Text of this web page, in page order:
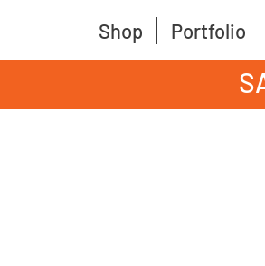
Shop Portfolio